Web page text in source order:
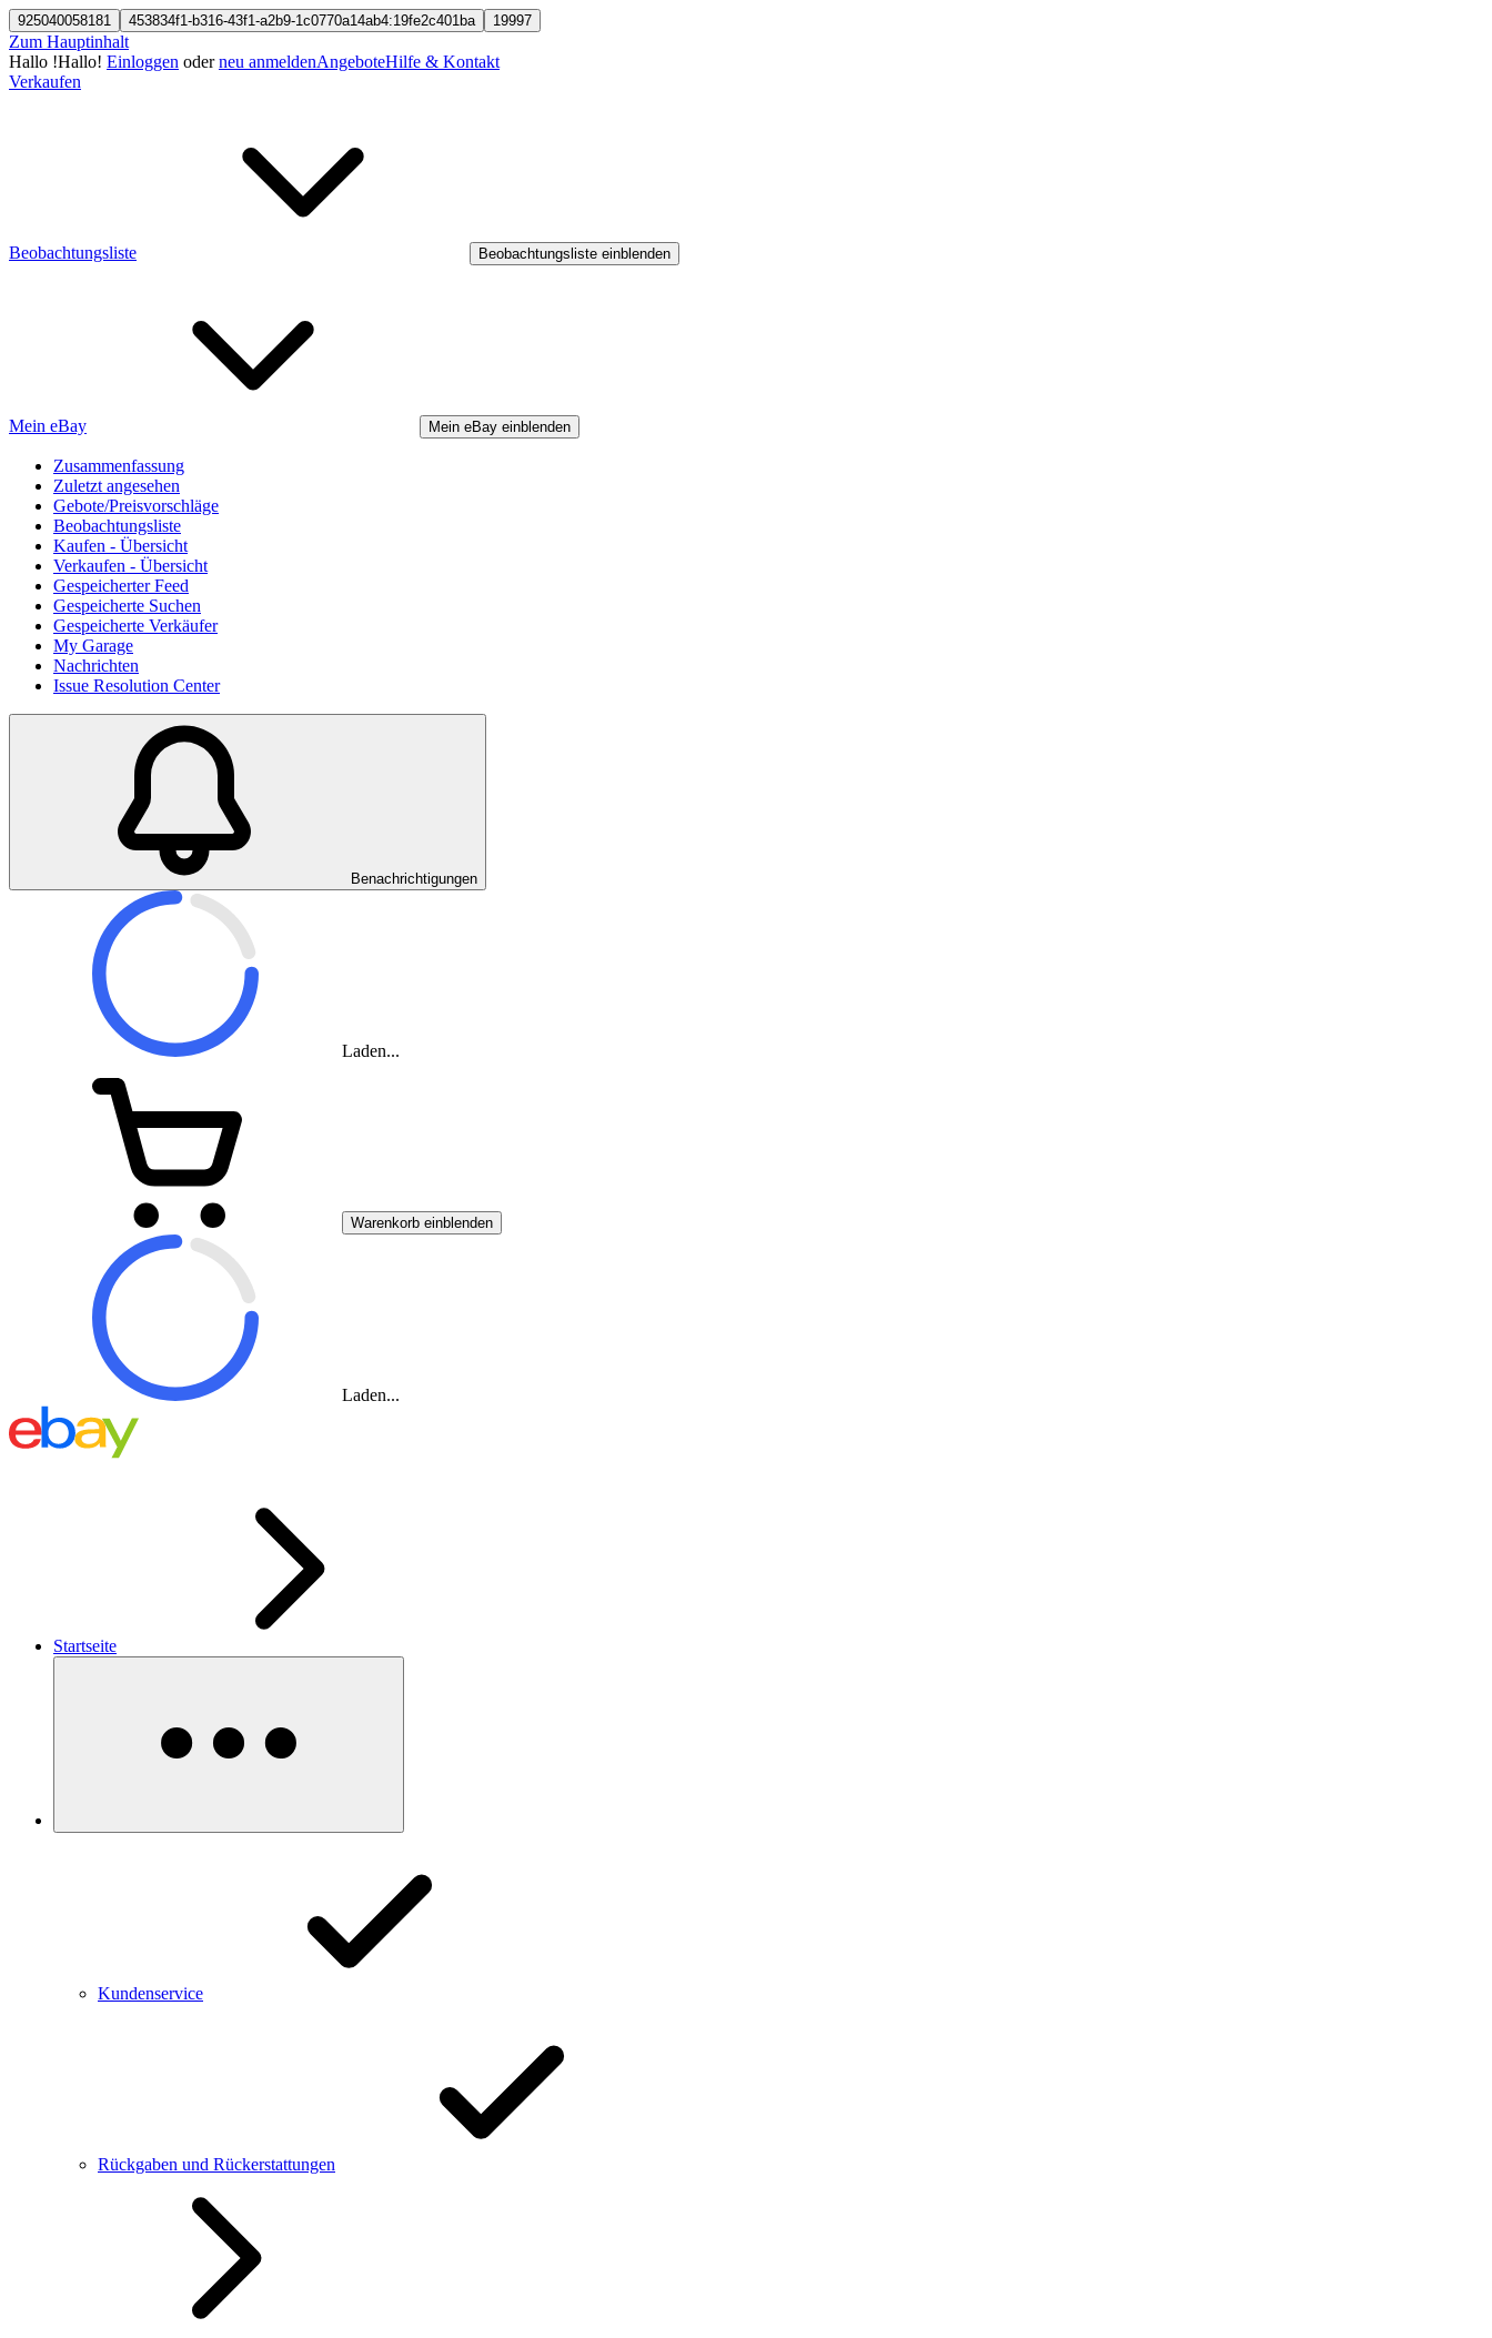
925040058181 453834f1-b316-43f1-a2b9-1c0770a14ab4:19fe2c401ba 19997
Zum Hauptinhalt
Hallo !Hallo! Einloggen oderneu anmeldenAngeboteHilfe & Kontakt
Verkaufen
Beobachtungsliste Beobachtungsliste einblenden
Mein eBay Mein eBay einblenden
Zusammenfassung
Zuletzt angesehen
Gebote/Preisvorschläge
Beobachtungsliste
Kaufen - Übersicht
Verkaufen - Übersicht
Gespeicherter Feed
Gespeicherte Suchen
Gespeicherte Verkäufer
My Garage
Nachrichten
Issue Resolution Center
Benachrichtigungen
Laden...
Warenkorb einblenden
Laden...
Startseite
Kundenservice
Rückgaben und Rückerstattungen